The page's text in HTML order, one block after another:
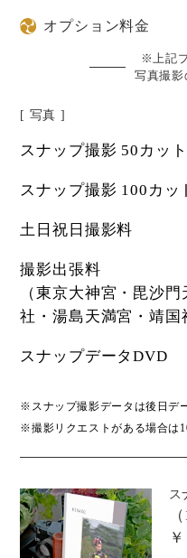
オプション料金
※上記
写真撮影
[ 写真 ]
スナップ撮影 50カット
スナップ撮影 100カッ
土日祝日撮影料
撮影出張料
（東京大神宮・毘沙
社・湯島天満宮・靖国
スナップデータDVD
※スナップ撮影データは後日デ
※撮影リクエストがある場合は
ス